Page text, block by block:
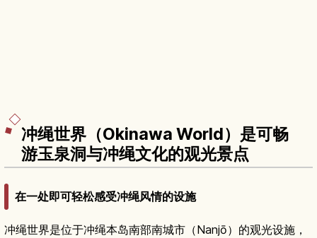
冲绳世界（Okinawa World）是可畅
游玉泉洞与冲绳文化的观光景点
在一处即可轻松感受冲绳风情的设施
冲绳世界是位于冲绳本岛南部南城市（Nanjō）的观光设施，